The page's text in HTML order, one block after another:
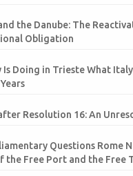
the Danube: The
Obligation
Is Doing in Trieste What
Resolution 16: An
Questions Rome
the Free Port and the